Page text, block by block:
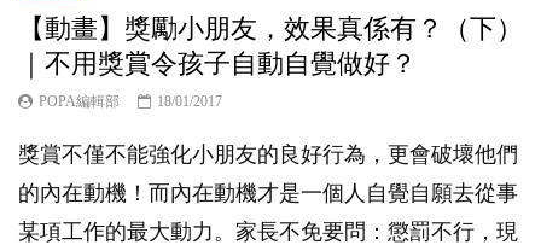
【動畫】獎勵小朋友，效果真係有？（下）
｜不用獎賞令孩子自動自覺做好？
POPA編輯部 18/01/2017
獎賞不僅不能強化小朋友的良好行為，更會破壞他們
的內在動機！而內在動機才是一個人自覺自願去從事
某項工作的最大動力。家長不免要問：懲罰不行，現